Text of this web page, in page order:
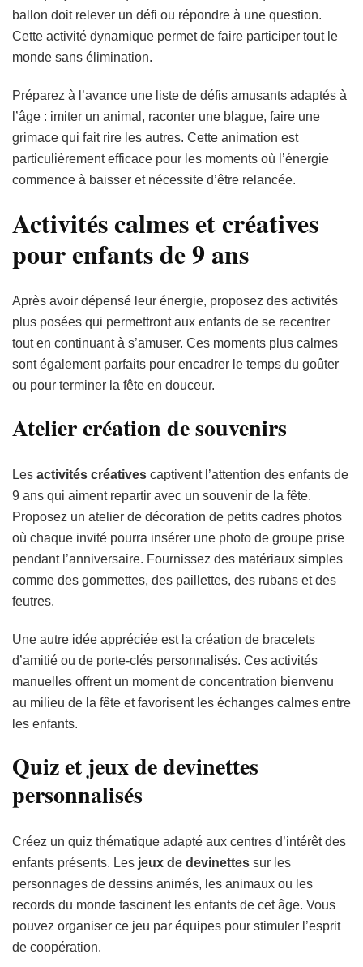
ballon doit relever un défi ou répondre à une question.
Cette activité dynamique permet de faire participer tout le
monde sans élimination.
Préparez à l’avance une liste de défis amusants adaptés à
l’âge : imiter un animal, raconter une blague, faire une
grimace qui fait rire les autres. Cette animation est
particulièrement efficace pour les moments où l’énergie
commence à baisser et nécessite d’être relancée.
Activités calmes et créatives
pour enfants de 9 ans
Après avoir dépensé leur énergie, proposez des activités
plus posées qui permettront aux enfants de se recentrer
tout en continuant à s’amuser. Ces moments plus calmes
sont également parfaits pour encadrer le temps du goûter
ou pour terminer la fête en douceur.
Atelier création de souvenirs
Les activités créatives captivent l’attention des enfants de
9 ans qui aiment repartir avec un souvenir de la fête.
Proposez un atelier de décoration de petits cadres photos
où chaque invité pourra insérer une photo de groupe prise
pendant l’anniversaire. Fournissez des matériaux simples
comme des gommettes, des paillettes, des rubans et des
feutres.
Une autre idée appréciée est la création de bracelets
d’amitié ou de porte-clés personnalisés. Ces activités
manuelles offrent un moment de concentration bienvenu
au milieu de la fête et favorisent les échanges calmes entre
les enfants.
Quiz et jeux de devinettes
personnalisés
Créez un quiz thématique adapté aux centres d’intérêt des
enfants présents. Les jeux de devinettes sur les
personnages de dessins animés, les animaux ou les
records du monde fascinent les enfants de cet âge. Vous
pouvez organiser ce jeu par équipes pour stimuler l’esprit
de coopération.